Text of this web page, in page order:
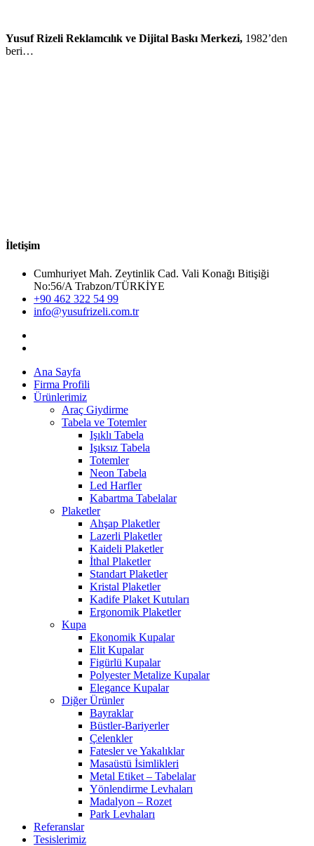
Yusuf Rizeli Reklamcılık ve Dijital Baskı Merkezi, 1982’den
beri…
İletişim
Cumhuriyet Mah. Zeytinlik Cad. Vali Konağı Bitişiği
No:56/A Trabzon/TÜRKİYE
+90 462 322 54 99
info@yusufrizeli.com.tr
Ana Sayfa
Firma Profili
Ürünlerimiz
Araç Giydirme
Tabela ve Totemler
Işıklı Tabela
Işıksız Tabela
Totemler
Neon Tabela
Led Harfler
Kabartma Tabelalar
Plaketler
Ahşap Plaketler
Lazerli Plaketler
Kaideli Plaketler
İthal Plaketler
Standart Plaketler
Kristal Plaketler
Kadife Plaket Kutuları
Ergonomik Plaketler
Kupa
Ekonomik Kupalar
Elit Kupalar
Figürlü Kupalar
Polyester Metalize Kupalar
Elegance Kupalar
Diğer Ürünler
Bayraklar
Büstler-Bariyerler
Çelenkler
Fatesler ve Yakalıklar
Masaüstü İsimlikleri
Metal Etiket – Tabelalar
Yönlendirme Levhaları
Madalyon – Rozet
Park Levhaları
Referanslar
Tesislerimiz